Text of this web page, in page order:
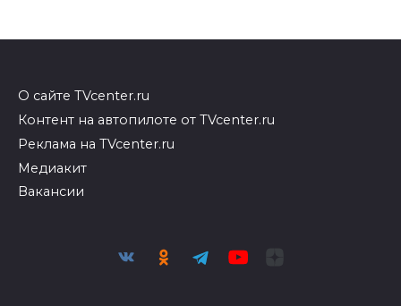
О сайте TVcenter.ru
Контент на автопилоте от TVcenter.ru
Реклама на TVcenter.ru
Медиакит
Вакансии